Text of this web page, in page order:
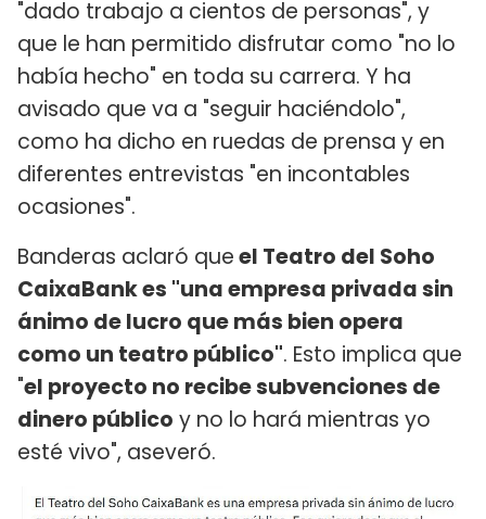
"dado trabajo a cientos de personas", y
que le han permitido disfrutar como "no lo
había hecho" en toda su carrera. Y ha
avisado que va a "seguir haciéndolo",
como ha dicho en ruedas de prensa y en
diferentes entrevistas "en incontables
ocasiones".
Banderas aclaró queel Teatro del Soho
CaixaBank es "una empresa privada sin
ánimo de lucro que más bien opera
como un teatro público". Esto implica que
"el proyecto no recibe subvenciones de
dinero público y no lo hará mientras yo
esté vivo", aseveró.